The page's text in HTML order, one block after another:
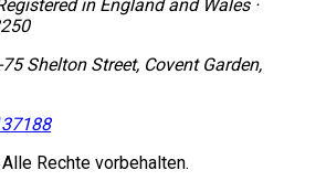
in England and Wales·
75 Shelton Street, Covent Garden,
Rechte vorbehalten.